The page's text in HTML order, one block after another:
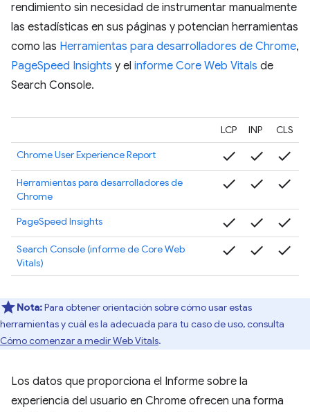
rendimiento sin necesidad de instrumentar manualmente
las estadísticas en sus páginas y potencian herramientas
como las Herramientas para desarrolladores de Chrome,
PageSpeed Insights y el informe Core Web Vitals de
Search Console.
LCP INP
CLS
Chrome User Experience Report
check check check
Herramientas para desarrolladores de
Chrome
check check check
PageSpeed Insights check check check
Search Console (informe de Core Web
Vitals)
check check check
Nota:Para obtener orientación sobre cómo usar estas
herramientas y cuál es la adecuada para tu caso de uso, consulta
Cómo comenzar a medir Web Vitals.
Los datos que proporciona el Informe sobre la
experiencia del usuario en Chrome ofrecen una forma